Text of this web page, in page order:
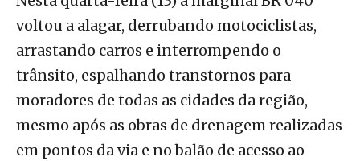
voltou a alagar, derrubando motociclistas,
arrastando carros e interrompendo o
trânsito, espalhando transtornos para
moradores de todas as cidades da região,
mesmo após as obras de drenagem realizadas
em pontos da via e no balão de acesso ao